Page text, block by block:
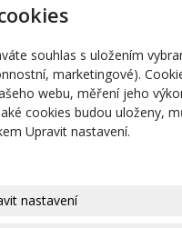
dávkovat po dobu 3-5
10 dnů.
souhlas s uložením
marketingové).
webu, měření jeho
cookies budou uloženy,
Upravit nastavení.
nastavení